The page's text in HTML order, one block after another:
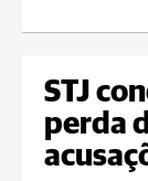
STJ
perda